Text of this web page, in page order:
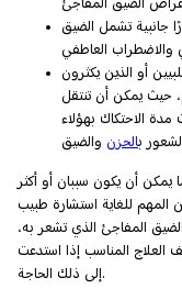
جانبية تشمل الضيق
أو الذين يكثرون
حيث يمكن أن تنتقل
الاحتكاك بهؤلاء
بالحزن
يمكن أن يكون سببان أو أكثر
المهم للغاية استشارة طبيب
المفاجئ الذي تشعر به،
المناسب إذا استدعت
إلى ذلك الحاجة.